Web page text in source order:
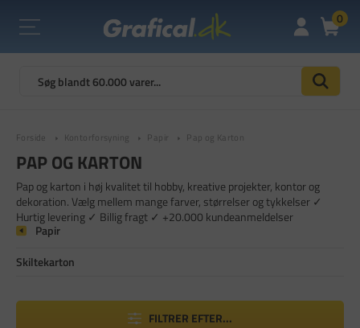
0
Forside Kontorforsyning Papir Pap og Karton
PAP OG KARTON
Pap og karton i høj kvalitet til hobby, kreative projekter, kontor og
dekoration. Vælg mellem mange farver, størrelser og tykkelser ✓
Hurtig levering ✓ Billig fragt ✓ +20.000 kundeanmeldelser
Papir
Skiltekarton
FILTRER EFTER...